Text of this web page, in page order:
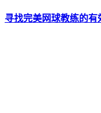
寻找完美网球教练的有